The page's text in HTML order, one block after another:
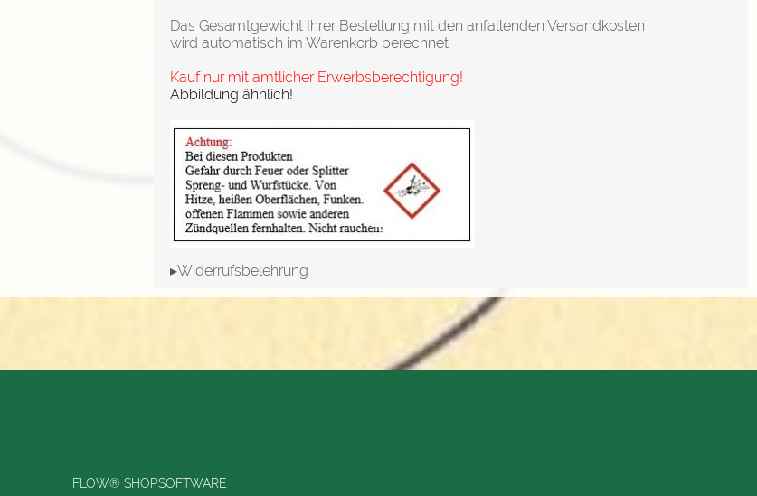
Das Gesamtgewicht Ihrer Bestellung mit den anfallenden Versandkosten
wird automatisch im Warenkorb berechnet
Kauf nur mit amtlicher Erwerbsberechtigung!
Abbildung ähnlich!
▸Widerrufsbelehrung
FLOW® SHOPSOFTWARE